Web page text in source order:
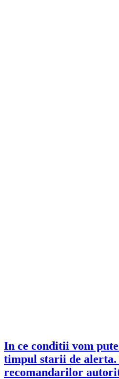
In ce conditii vom
timpul starii de alerta.
recomandarilor